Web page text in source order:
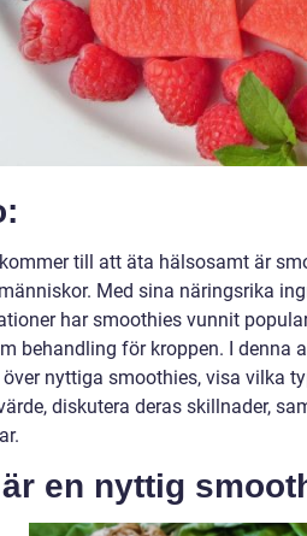
till att äta hälsosamt är
Med sina näringsrika
har smoothies vunnit
behandling för kroppen. I denna
nyttiga smoothies, visa vilka
diskutera deras skillnader,
en nyttig